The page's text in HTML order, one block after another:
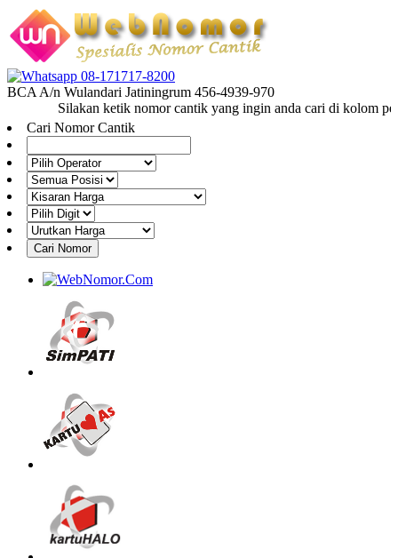
08-171717-8200
BCA A/n Wulandari Jatiningrum 456-4939-970
Silakan ketik nomor cantik yang ingin anda cari di kolom
Cari Nomor Cantik